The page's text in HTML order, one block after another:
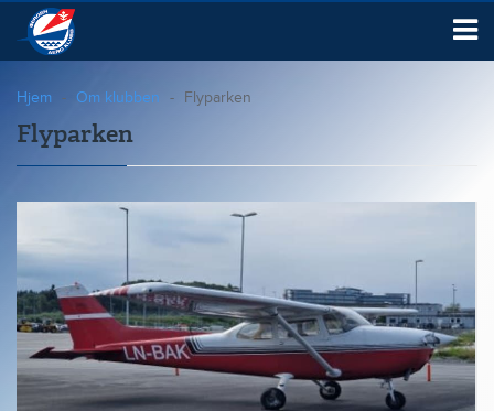
Hjem Om klubben Flyparken
Flyparken